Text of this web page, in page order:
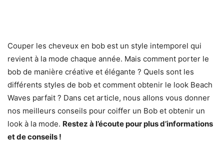
Couper les cheveux en bob est un style intemporel qui
revient à la mode chaque année. Mais comment porter le
bob de manière créative et élégante ? Quels sont les
différents styles de bob et comment obtenir le look Beach
Waves parfait ? Dans cet article, nous allons vous donner
nos meilleurs conseils pour coiffer un Bob et obtenir un
look à la mode. Restez à l’écoute pour plus d’informations
et de conseils !